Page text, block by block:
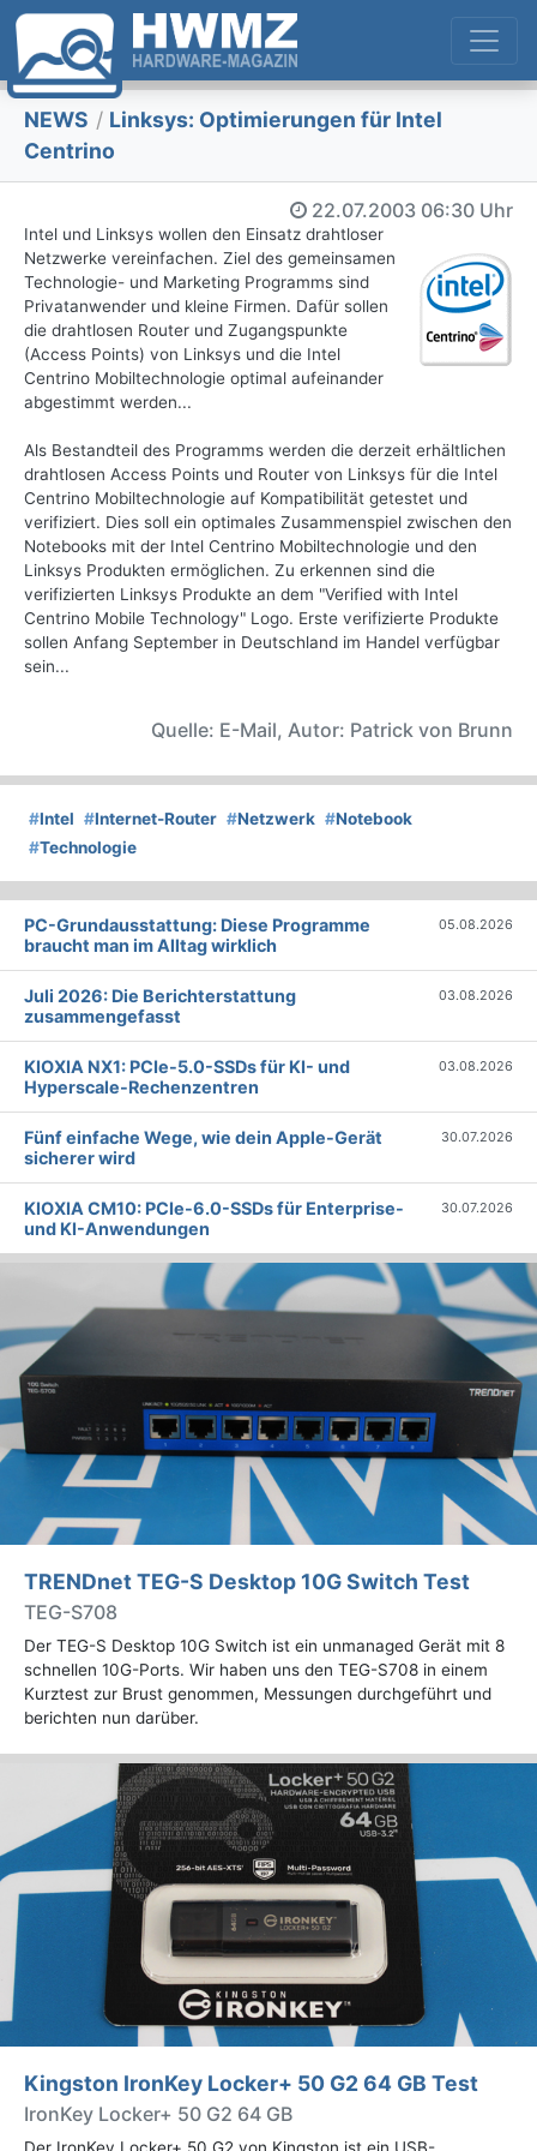
NEWS / Linksys: Optimierungen für Intel
Centrino
22.07.2003 06:30 Uhr
Intel und Linksys wollen den Einsatz drahtloser
Netzwerke vereinfachen. Ziel des gemeinsamen
Technologie- und Marketing Programms sind
Privatanwender und kleine Firmen. Dafür sollen
die drahtlosen Router und Zugangspunkte
(Access Points) von Linksys und die Intel
Centrino Mobiltechnologie optimal aufeinander
abgestimmt werden...
Als Bestandteil des Programms werden die derzeit erhältlichen
drahtlosen Access Points und Router von Linksys für die Intel
Centrino Mobiltechnologie auf Kompatibilität getestet und
verifiziert. Dies soll ein optimales Zusammenspiel zwischen den
Notebooks mit der Intel Centrino Mobiltechnologie und den
Linksys Produkten ermöglichen. Zu erkennen sind die
verifizierten Linksys Produkte an dem "Verified with Intel
Centrino Mobile Technology" Logo. Erste verifizierte Produkte
sollen Anfang September in Deutschland im Handel verfügbar
sein...
Quelle: E-Mail, Autor: Patrick von Brunn
#Intel #Internet-Router #Netzwerk #Notebook
#Technologie
PC-Grundausstattung: Diese Programme
braucht man im Alltag wirklich
05.08.2026
Juli 2026: Die Bericht­erstattung
zusammengefasst
03.08.2026
KIOXIA NX1: PCIe-5.0-SSDs für KI- und
Hyperscale-Rechenzentren
03.08.2026
Fünf einfache Wege, wie dein Apple-Gerät
sicherer wird
30.07.2026
KIOXIA CM10: PCIe-6.0-SSDs für Enterprise-
und KI-Anwendungen
30.07.2026
TRENDnet TEG-S Desktop 10G Switch Test
TEG-S708
Der TEG-S Desktop 10G Switch ist ein unmanaged Gerät mit 8
schnellen 10G-Ports. Wir haben uns den TEG-S708 in einem
Kurztest zur Brust genommen, Messungen durchgeführt und
berichten nun darüber.
Kingston IronKey Locker+ 50 G2 64 GB Test
IronKey Locker+ 50 G2 64 GB
Der IronKey Locker+ 50 G2 von Kingston ist ein USB-